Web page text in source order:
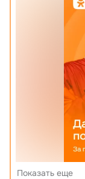
https://ok.ru/
https://ok.ru/
https://ok.ru/
https://ok.ru/
https://ok.ru/
Вы получаете
Поставьте
Среди всех,
музыкальных
подписку на
Итоги
Показать еще